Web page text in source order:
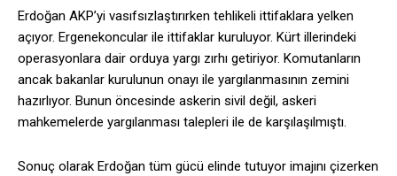
Erdoğan AKP’yi vasıfsızlaştırırken tehlikeli ittifaklara yelken
açıyor. Ergenekoncular ile ittifaklar kuruluyor. Kürt illerindeki
operasyonlara dair orduya yargı zırhı getiriyor. Komutanların
ancak bakanlar kurulunun onayı ile yargılanmasının zemini
hazırlıyor. Bunun öncesinde askerin sivil değil, askeri
mahkemelerde yargılanması talepleri ile de karşılaşılmıştı.
Sonuç olarak Erdoğan tüm gücü elinde tutuyor imajını çizerken